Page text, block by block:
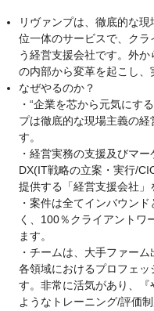
リヴァンプは、徹底的な
位一体のサービスで、ク
う経営支援会社です。外
の内部から変革を起こし、
なぜやるのか？
・“企業を芯から元気にす
プは徹底的な現場主義の
す。
・経営実務の支援及びマ
DX(IT戦略の立案・実行/
提供する「経営支援会社」
・案件は全てインバウン
く、100％クライアントワ
ます。
・チームは、大手ファー
各領域におけるプロフェ
す。非常に活気があり、
ようなトレーニング/評価